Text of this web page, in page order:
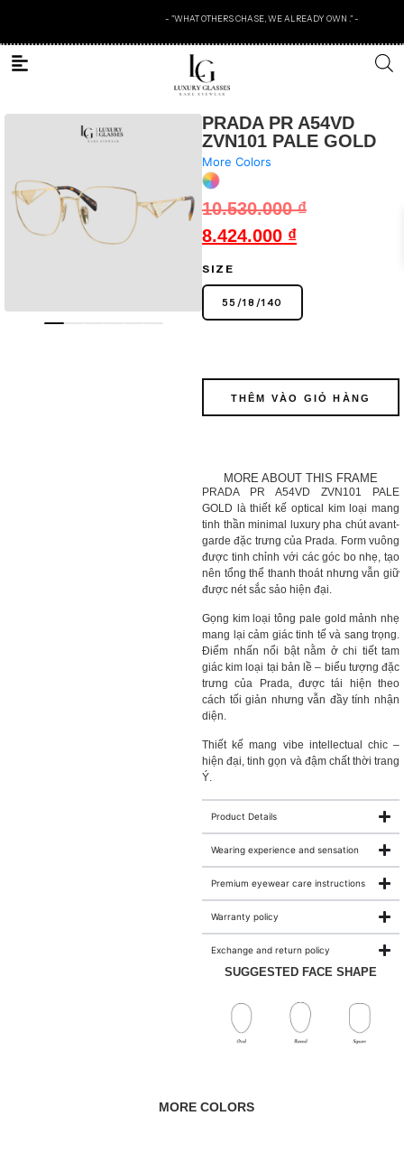
- "WHAT OTHERS CHASE, WE ALREADY OWN ." -
PRADA PR A54VD
ZVN101 PALE GOLD
More Colors
10.530.000₫
8.424.000 ₫
SIZE
55 /18 /140
THÊM VÀO GIỎ HÀNG
MORE ABOUT THIS FRAME
PRADA PR A54VD ZVN101 PALE
GOLD là thiết kế optical kim loại mang
tinh thần minimal luxury pha chút avant-
garde đặc trưng của Prada. Form vuông
được tinh chỉnh với các góc bo nhẹ, tạo
nên tổng thể thanh thoát nhưng vẫn giữ
được nét sắc sảo hiện đại.
Gọng kim loại tông pale gold mảnh nhẹ
mang lại cảm giác tinh tế và sang trọng.
Điểm nhấn nổi bật nằm ở chi tiết tam
giác kim loại tại bản lề – biểu tượng đặc
trưng của Prada, được tái hiện theo
cách tối giản nhưng vẫn đầy tính nhận
diện.
Thiết kế mang vibe intellectual chic –
hiện đại, tinh gọn và đậm chất thời trang
Ý.
Product Details
Wearing experience and sensation
Premium eyewear care instructions
Warranty policy
Exchange and return policy
SUGGESTED FACE SHAPE
MORE COLORS